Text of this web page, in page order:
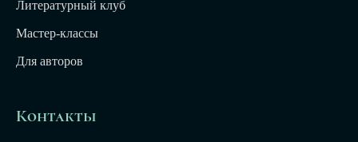
Литературный клуб
Мастер-классы
Для авторов
Контакты